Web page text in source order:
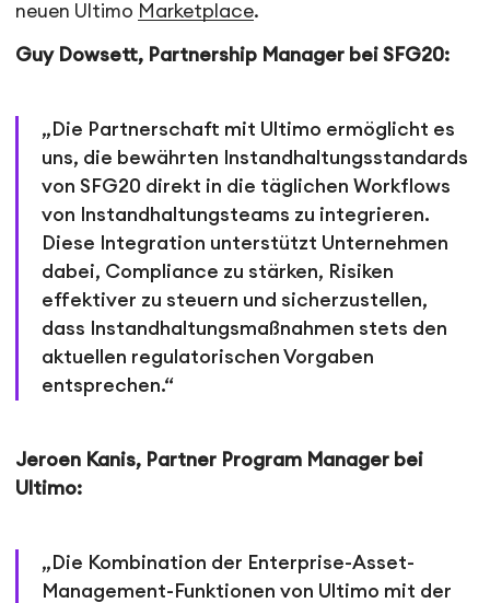
neuen Ultimo Marketplace.
Guy Dowsett, Partnership Manager bei SFG20:
„Die Partnerschaft mit Ultimo ermöglicht es
uns, die bewährten Instandhaltungsstandards
von SFG20 direkt in die täglichen Workflows
von Instandhaltungsteams zu integrieren.
Diese Integration unterstützt Unternehmen
dabei, Compliance zu stärken, Risiken
effektiver zu steuern und sicherzustellen,
dass Instandhaltungsmaßnahmen stets den
aktuellen regulatorischen Vorgaben
entsprechen.“
Jeroen Kanis, Partner Program Manager bei
Ultimo:
„Die Kombination der Enterprise-Asset-
Management-Funktionen von Ultimo mit der